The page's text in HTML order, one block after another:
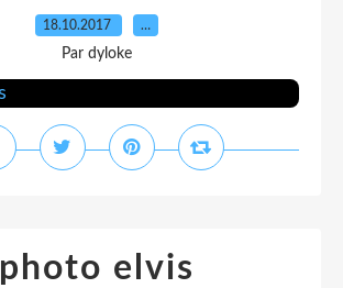
18.10.2017 …
Par dyloke
photo elvis